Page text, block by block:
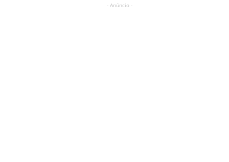
- Anúncio -